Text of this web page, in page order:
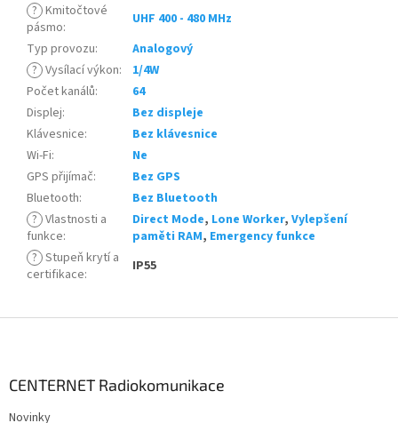
? Kmitočtové
pásmo:
UHF 400 - 480 MHz
Typ provozu:
Analogový
? Vysílací výkon:
1/4W
Počet kanálů:
64
Displej:
Bez displeje
Klávesnice:
Bez klávesnice
Wi-Fi:
Ne
GPS přijímač:
Bez GPS
Bluetooth:
Bez Bluetooth
? Vlastnosti a
funkce:
Direct Mode, Lone Worker, Vylepšení
paměti RAM, Emergency funkce
? Stupeň krytí a
certifikace: IP55
CENTERNET Radiokomunikace
Novinky